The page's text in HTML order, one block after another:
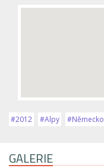
#2012 #Alpy #Německo
GALERIE